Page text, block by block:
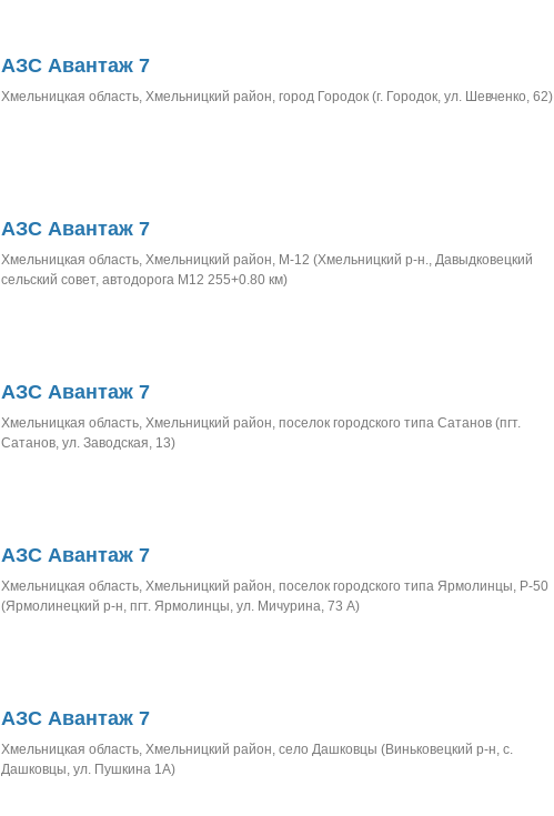
АЗС Авантаж 7
Хмельницкая область, Хмельницкий район, город Городок (г. Городок, ул. Шевченко, 62)
АЗС Авантаж 7
Хмельницкая область, Хмельницкий район, М-12 (Хмельницкий р-н., Давыдковецкий
сельский совет, автодорога М12 255+0.80 км)
АЗС Авантаж 7
Хмельницкая область, Хмельницкий район, поселок городского типа Сатанов (пгт.
Сатанов, ул. Заводская, 13)
АЗС Авантаж 7
Хмельницкая область, Хмельницкий район, поселок городского типа Ярмолинцы, Р-50
(Ярмолинецкий р-н, пгт. Ярмолинцы, ул. Мичурина, 73 А)
АЗС Авантаж 7
Хмельницкая область, Хмельницкий район, село Дашковцы (Виньковецкий р-н, с.
Дашковцы, ул. Пушкина 1А)